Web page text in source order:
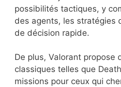
possibilités tactiques, y
des agents, les stratégies
de décision rapide.
De plus, Valorant propose
classiques telles que
missions pour ceux qui